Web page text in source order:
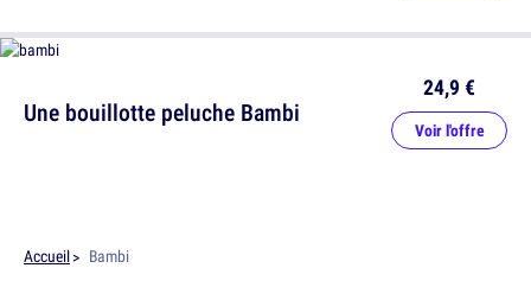
Une bouillotte peluche Bambi
24,9 €
Voir l'offre
Accueil Bambi